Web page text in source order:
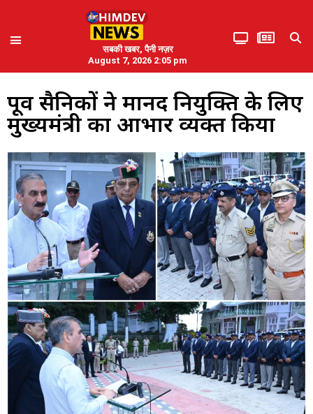
सबकी खबर, पैनी नज़र
August 7, 2026 2:05 pm
पूर्व सैनिकों ने मानद नियुक्ति के लिए
मुख्यमंत्री का आभार व्यक्त किया